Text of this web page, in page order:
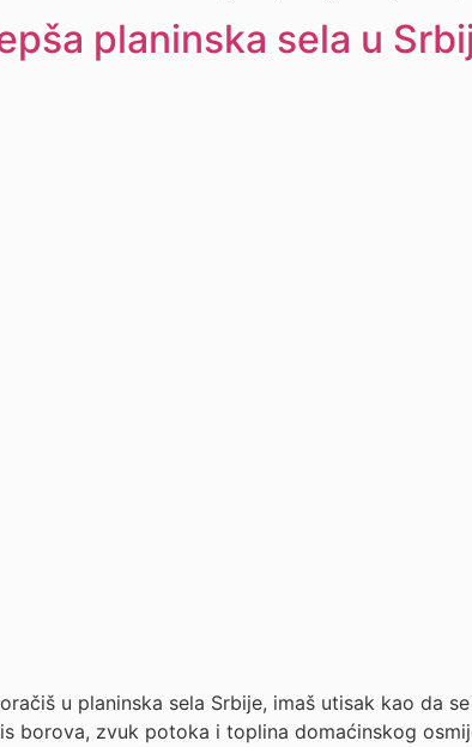
planinska sela u
u planinska sela Srbije, imaš utisak kao da
borova, zvuk potoka i toplina domaćinskog